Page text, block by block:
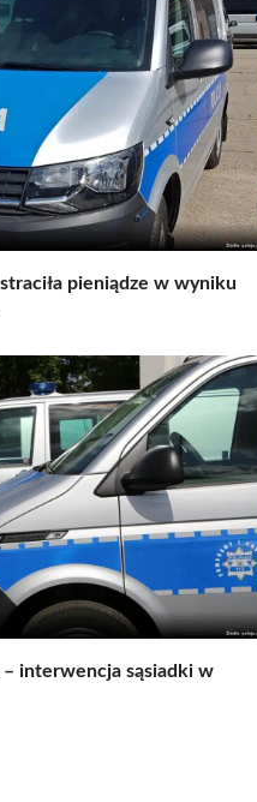
pieniądze w wyniku
interwencja sąsiadki w